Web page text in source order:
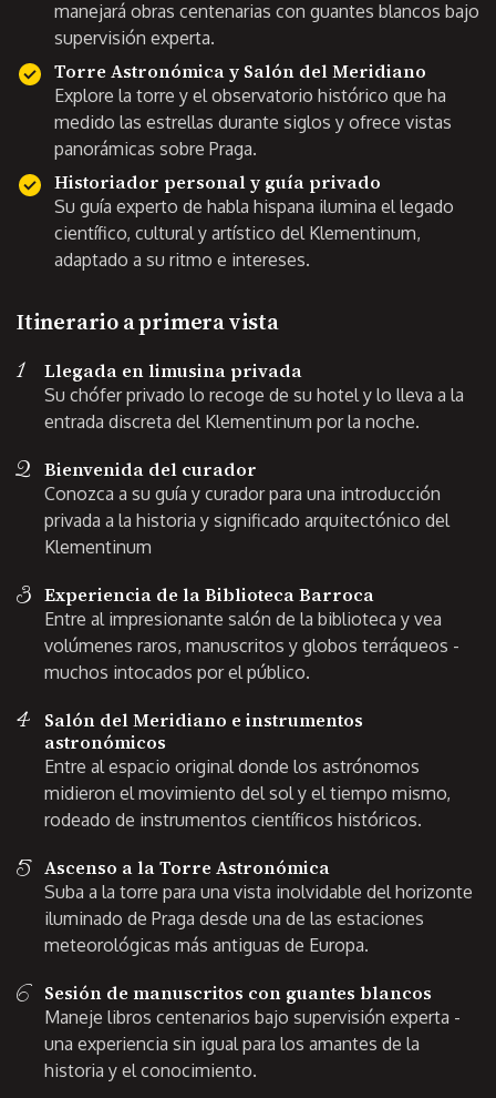
manejará obras centenarias con guantes blancos bajo
supervisión experta.
Torre Astronómica y Salón del Meridiano
Explore la torre y el observatorio histórico que ha
medido las estrellas durante siglos y ofrece vistas
panorámicas sobre Praga.
Historiador personal y guía privado
Su guía experto de habla hispana ilumina el legado
científico, cultural y artístico del Klementinum,
adaptado a su ritmo e intereses.
Itinerario a primera vista
1 Llegada en limusina privada
Su chófer privado lo recoge de su hotel y lo lleva a la
entrada discreta del Klementinum por la noche.
2 Bienvenida del curador
Conozca a su guía y curador para una introducción
privada a la historia y significado arquitectónico del
Klementinum
3 Experiencia de la Biblioteca Barroca
Entre al impresionante salón de la biblioteca y vea
volúmenes raros, manuscritos y globos terráqueos -
muchos intocados por el público.
4
Salón del Meridiano e instrumentos
astronómicos
Entre al espacio original donde los astrónomos
midieron el movimiento del sol y el tiempo mismo,
rodeado de instrumentos científicos históricos.
5 Ascenso a la Torre Astronómica
Suba a la torre para una vista inolvidable del horizonte
iluminado de Praga desde una de las estaciones
meteorológicas más antiguas de Europa.
6 Sesión de manuscritos con guantes blancos
Maneje libros centenarios bajo supervisión experta -
una experiencia sin igual para los amantes de la
historia y el conocimiento.